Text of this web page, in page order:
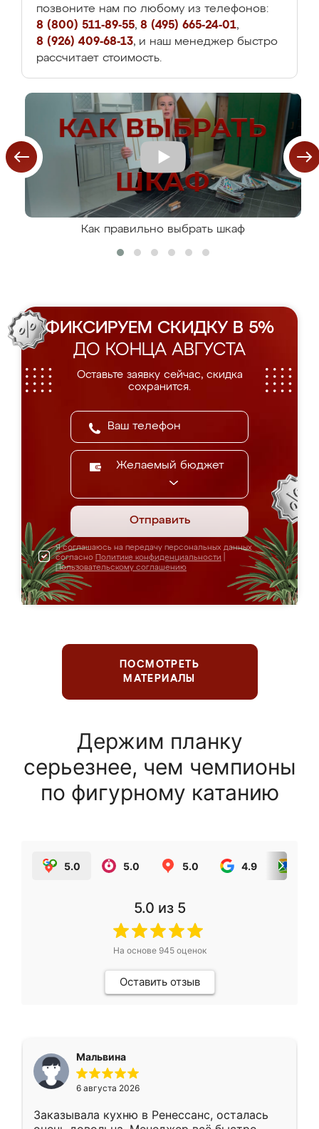
позвоните нам по любому из телефонов:
8 (800) 511-89-55, 8 (495) 665-24-01,
8 (926) 409-68-13, и наш менеджер быстро
рассчитает стоимость.
Как правильно выбрать шкаф
ФИКСИРУЕМ СКИДКУ В 5%
ДО КОНЦА АВГУСТА
Оставьте заявку сейчас, скидка
сохранится.
Желаемый бюджет
Отправить
Я соглашаюсь на передачу персональных данных
согласно Политике конфиденциальности
Пользовательскому соглашению
ПОСМОТРЕТЬ
МАТЕРИАЛЫ
Держим планку
серьезнее, чем чемпионы
по фигурному катанию
5.0 5.0 5.0 4.9
5.0 из 5
На основе 945оценок
Оставить отзыв
Мальвина
6 августа 2026
Заказывала кухню в Ренессанс, осталась